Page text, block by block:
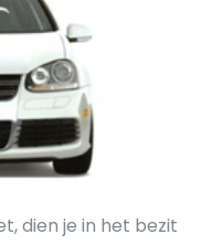
dien je in het bezit